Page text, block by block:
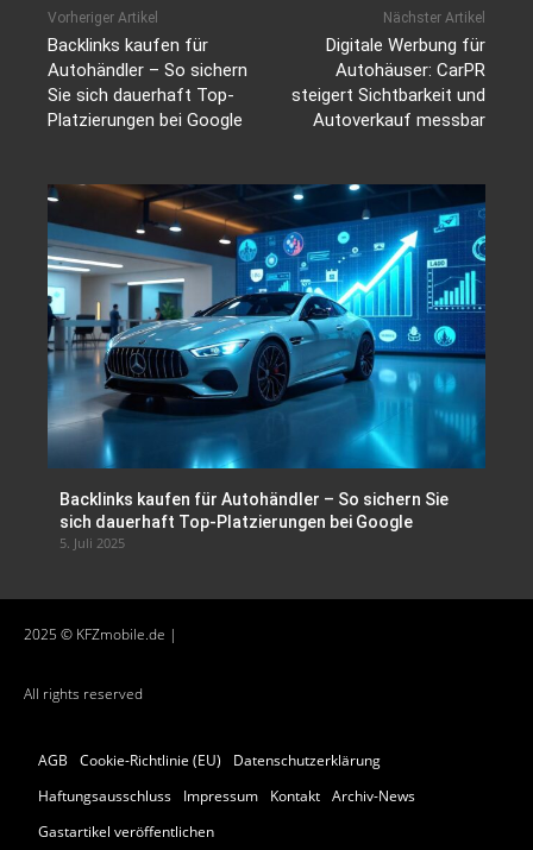
Vorheriger Artikel
Backlinks kaufen für
Autohändler – So sichern
Sie sich dauerhaft Top-
Platzierungen bei Google
Nächster Artikel
Digitale Werbung für
Autohäuser: CarPR
steigert Sichtbarkeit und
Autoverkauf messbar
Backlinks kaufen für Autohändler – So sichern Sie
sich dauerhaft Top-Platzierungen bei Google
5. Juli 2025
2025 © KFZmobile.de |
All rights reserved
AGB Cookie-Richtlinie (EU)
Datenschutzerklärung
Haftungsausschluss
Impressum Kontakt Archiv-News
Gastartikel veröffentlichen